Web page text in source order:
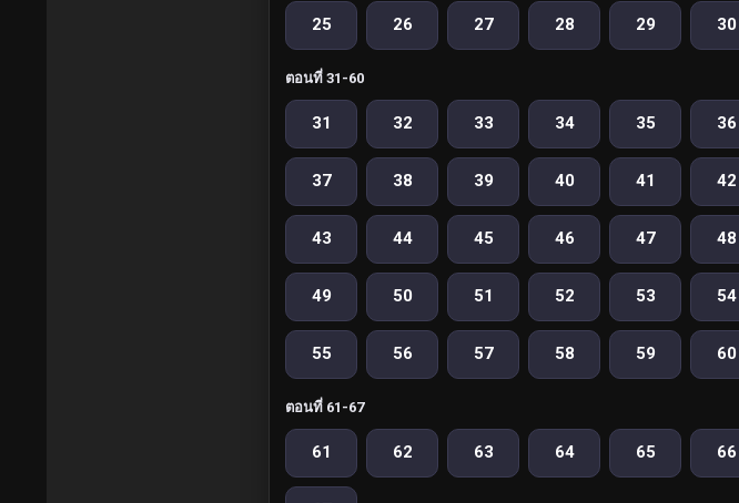
25 26 27 28 29 30
ตอนที่ 31-60
31 32 33 34 35 36
37 38 39 40 41 42
43 44 45 46 47 48
49 50 51 52 53 54
55 56 57 58 59 60
ตอนที่ 61-67
61 62 63 64 65 66